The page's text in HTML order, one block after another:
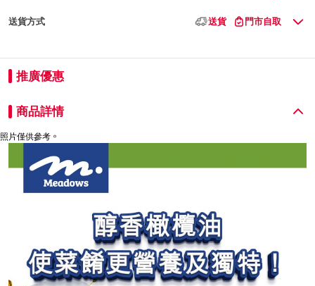
送貨方式 送貨 門市自取
推廣優惠
商品詳情
照片僅供參考。